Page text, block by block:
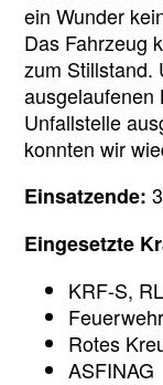
ein Wunder
Das Fahrzeug
zum Stillstand.
ausgelaufenen
Unfallstelle
konnten wir
Einsatzende:
Eingesetzte
KRF-S,
Rotes
ASFINAG